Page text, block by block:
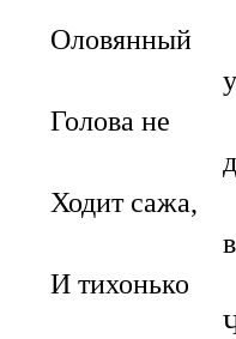
Оловянный
Голова не
Ходит сажа,
И тихонько